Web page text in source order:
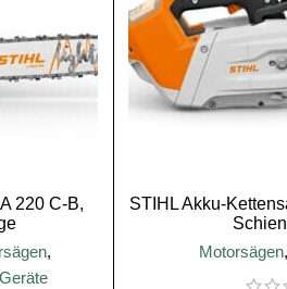
220 C-B,
,
STIHL Akku-
Motorsägen